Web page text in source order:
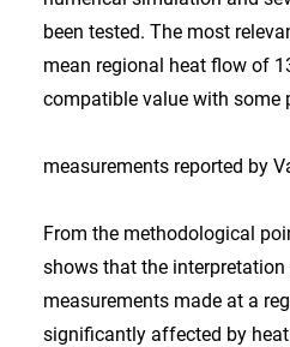
been tested. The most
mean regional heat flow of
compatible value with some
measurements reported by
From the methodological
shows that the
measurements made at a
significantly affected by